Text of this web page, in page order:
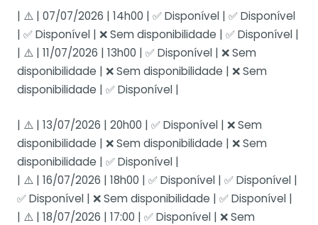
| ⚠️ | 07/07/2026 | 14h00 | ✅ Disponível | ✅ Disponível
| ✅ Disponível | ❌ Sem disponibilidade | ✅ Disponível |
| ⚠️ | 11/07/2026 | 13h00 | ✅ Disponível | ❌ Sem
disponibilidade | ❌ Sem disponibilidade | ❌ Sem
disponibilidade | ✅ Disponível |
| ⚠️ | 13/07/2026 | 20h00 | ✅ Disponível | ❌ Sem
disponibilidade | ❌ Sem disponibilidade | ❌ Sem
disponibilidade | ✅ Disponível |
| ⚠️ | 16/07/2026 | 18h00 | ✅ Disponível | ✅ Disponível |
✅ Disponível | ❌ Sem disponibilidade | ✅ Disponível |
| ⚠️ | 18/07/2026 | 17:00 | ✅ Disponível | ❌ Sem